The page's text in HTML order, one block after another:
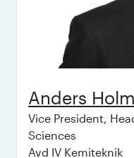
Anders
Vice President,
Sciences
Avd IV Kemiteknik